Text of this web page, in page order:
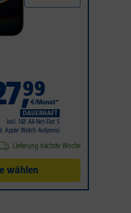
,99
€/Monat*
DAUERHAFT
Inkl. 1&1 All-Net-Flat S
Apple Watch Aufpreis)
Lieferung nächste Woche
wählen